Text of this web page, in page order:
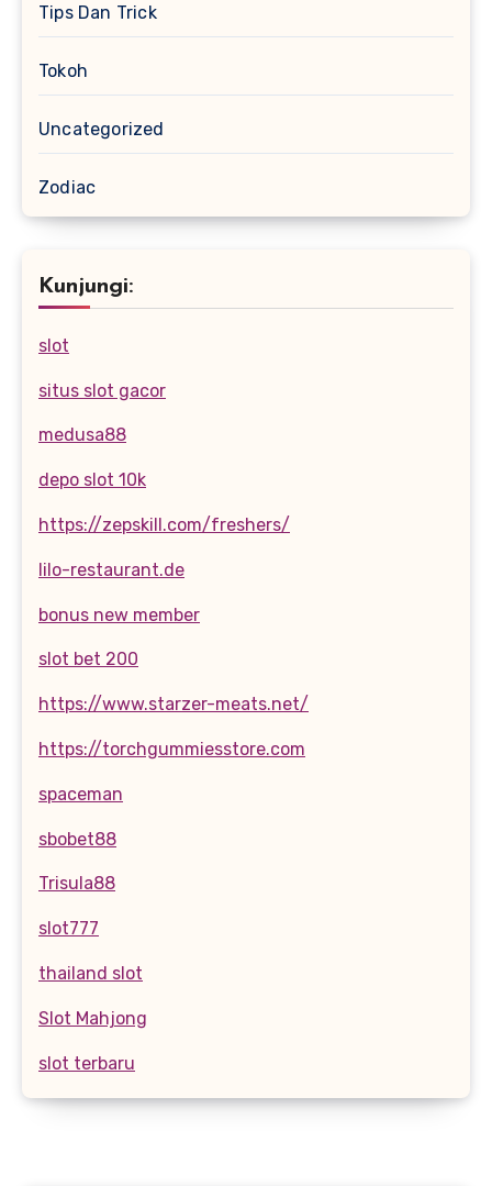
Tips Dan Trick
Tokoh
Uncategorized
Zodiac
Kunjungi:
slot
situs slot gacor
medusa88
depo slot 10k
https://zepskill.com/freshers/
lilo-restaurant.de
bonus new member
slot bet 200
https://www.starzer-meats.net/
https://torchgummiesstore.com
spaceman
sbobet88
Trisula88
slot777
thailand slot
Slot Mahjong
slot terbaru